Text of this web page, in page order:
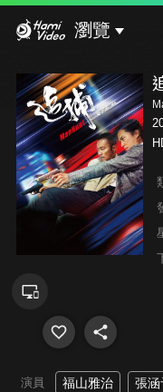
瀏覽
演員 福山雅治 張涵